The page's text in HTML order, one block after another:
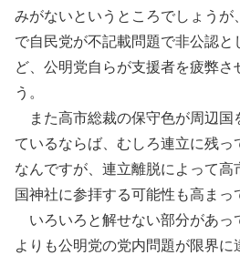
みがないというところでしょうが
で自民党が不記載問題で非公認と
ど、公明党自らが支援者を疲弊さ
う。
また高市総裁の保守色が周辺国
ているならば、むしろ連立に残
なんですが、連立離脱によって
国神社に参拝する可能性も高まっ
いろいろと解せない部分があっ
よりも公明党の党内問題が限界に